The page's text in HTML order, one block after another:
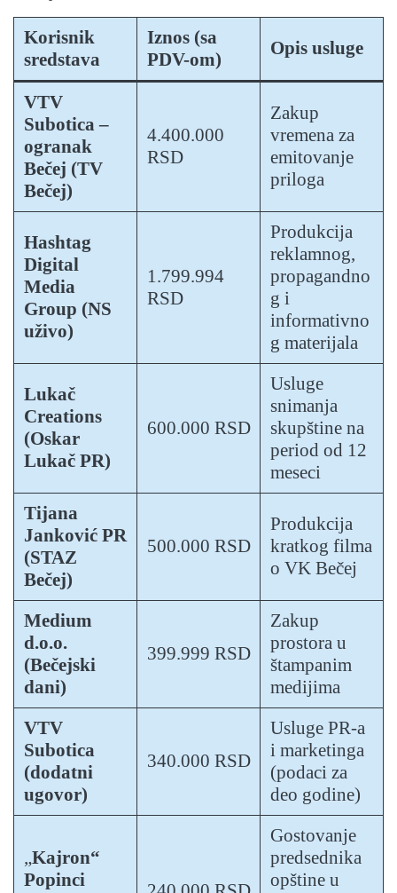
Korisnik
sredstava
Iznos (sa
PDV-om)
Opis usluge
VTV
Subotica –
ogranak
Bečej (TV
Bečej)
4.400.000
RSD
Zakup
vremena za
emitovanje
priloga
Hashtag
Digital
Media
Group (NS
uživo)
1.799.994
RSD
Produkcija
reklamnog,
propagandno
g i
informativno
g materijala
Lukač
Creations
(Oskar
Lukač PR)
600.000 RSD
Usluge
snimanja
skupštine na
period od 12
meseci
Tijana
Janković PR
(STAZ
Bečej)
500.000 RSD
Produkcija
kratkog filma
o VK Bečej
Medium
d.o.o.
(Bečejski
dani)
399.999 RSD
Zakup
prostora u
štampanim
medijima
VTV
Subotica
(dodatni
ugovor)
340.000 RSD
Usluge PR-a
i marketinga
(podaci za
deo godine)
„Kajron“
Popinci
Gostovanje
predsednika
opštine u